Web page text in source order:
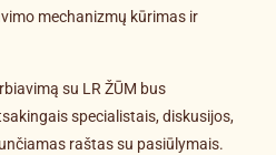
mechanizmų kūrimas ir
su LR ŽŪM bus
specialistais, diskusijos,
raštas su pasiūlymais.